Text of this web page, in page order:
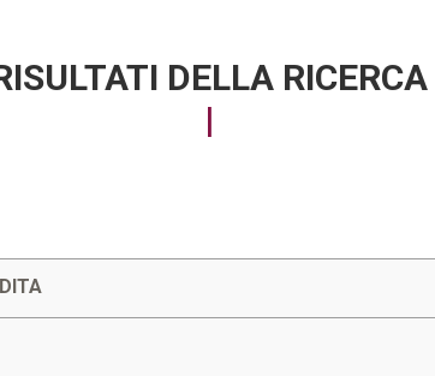
DELLA RICERCA